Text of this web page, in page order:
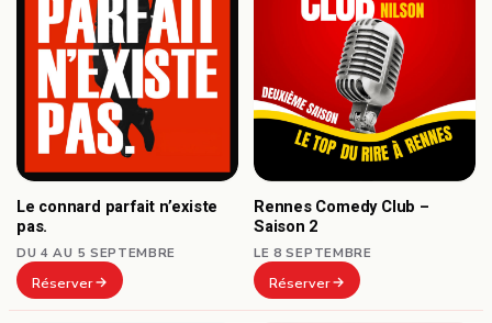
Le connard parfait n’existe
pas.
DU 4 AU 5 SEPTEMBRE
Réserver
Rennes Comedy Club –
Saison 2
LE 8 SEPTEMBRE
Réserver